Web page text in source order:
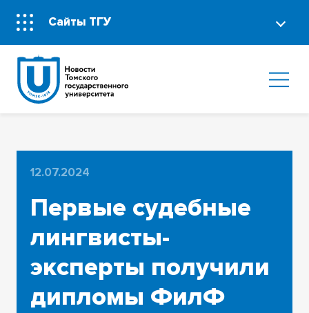
Сайты ТГУ
12.07.2024
Первые судебные
лингвисты-
эксперты получили
дипломы ФилФ